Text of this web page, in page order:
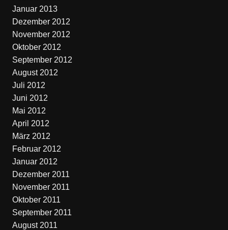
Januar 2013
Dezember 2012
November 2012
Oktober 2012
September 2012
August 2012
Juli 2012
Juni 2012
Mai 2012
April 2012
März 2012
Februar 2012
Januar 2012
Dezember 2011
November 2011
Oktober 2011
September 2011
August 2011